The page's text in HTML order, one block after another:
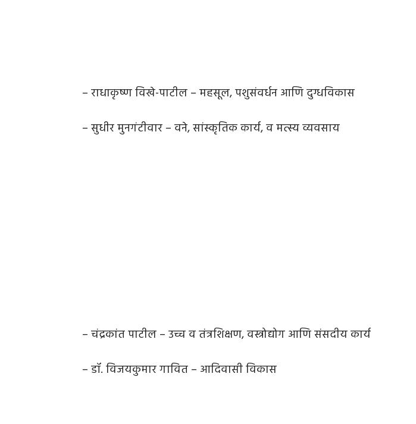
– राधाकृष्ण विखे-पाटील – महसूल, पशुसंवर्धन आणि दुग्धविकास
– सुधीर मुनगंटीवार – वने, सांस्कृतिक कार्य, व मत्स्य व्यवसाय
– चंद्रकांत पाटील – उच्च व तंत्रशिक्षण, वस्त्रोद्योग आणि संसदीय कार्य
– डॉ. विजयकुमार गावित – आदिवासी विकास